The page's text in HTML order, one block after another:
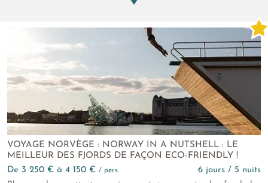
un Vietnam authentique et contrasté, où chaque étape dévoile
une facette différente du pays du Dragon
VOYAGE NORVÈGE : NORWAY IN A NUTSHELL : LE
MEILLEUR DES FJORDS DE FAÇON ECO-FRIENDLY !
de 3 250 € à 4 150 € / pers.
6 jours / 5 nuits